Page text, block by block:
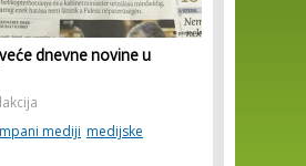
dnevne novine u
mediji medijske